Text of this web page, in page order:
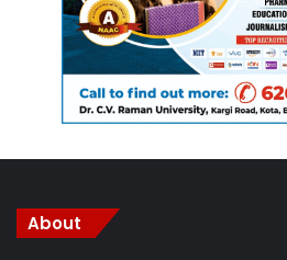
About